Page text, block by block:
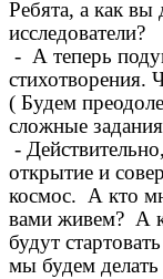
Ребята, а как вы
исследователи?
- А теперь
стихотворения.
( Будем
сложные
-
открытие и
космос. А кто
вами живем? А
будут
мы будем делать